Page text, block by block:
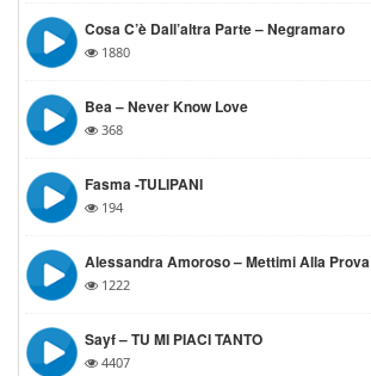
Cosa C’è Dall’altra Parte – Negramaro
1880
Bea – Never Know Love
368
Fasma -TULIPANI
194
Alessandra Amoroso – Mettimi Alla Prova
1222
Sayf – TU MI PIACI TANTO
4407